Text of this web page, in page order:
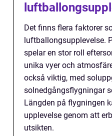
Det finns flera faktorer
luftballongsupplevelse.
spelar en stor roll
unika vyer och
också viktig, med
solnedgångsflygningar
Längden på flygningen
upplevelse genom att
utsikten.